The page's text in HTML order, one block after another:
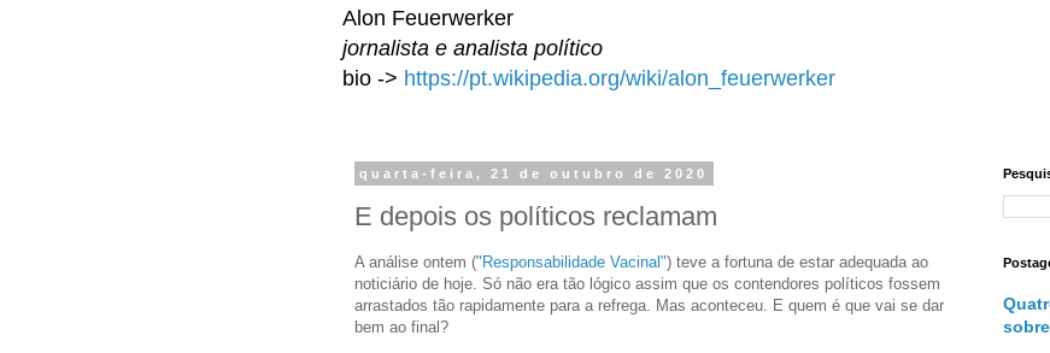
Alon Feuerwerker
jornalista e analista político
bio -> https://pt.wikipedia.org/wiki/alon_feuerwerker
quarta-feira, 21 de outubro de 2020
E depois os políticos reclamam
A análise ontem ("Responsabilidade Vacinal") teve a fortuna de estar adequada ao
noticiário de hoje. Só não era tão lógico assim que os contendores políticos fossem
arrastados tão rapidamente para a refrega. Mas aconteceu. E quem é que vai se dar
bem ao final?